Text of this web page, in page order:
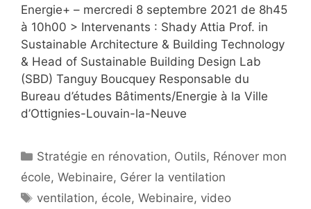
Energie+ – mercredi 8 septembre 2021 de 8h45
à 10h00 > Intervenants : Shady Attia Prof. in
Sustainable Architecture & Building Technology
& Head of Sustainable Building Design Lab
(SBD) Tanguy Boucquey Responsable du
Bureau d’études Bâtiments/Energie à la Ville
d’Ottignies-Louvain-la-Neuve
Catégories
Stratégie en rénovation, Outils, Rénover mon
école, Webinaire, Gérer la ventilation
Étiquettes
ventilation, école,Webinaire, video